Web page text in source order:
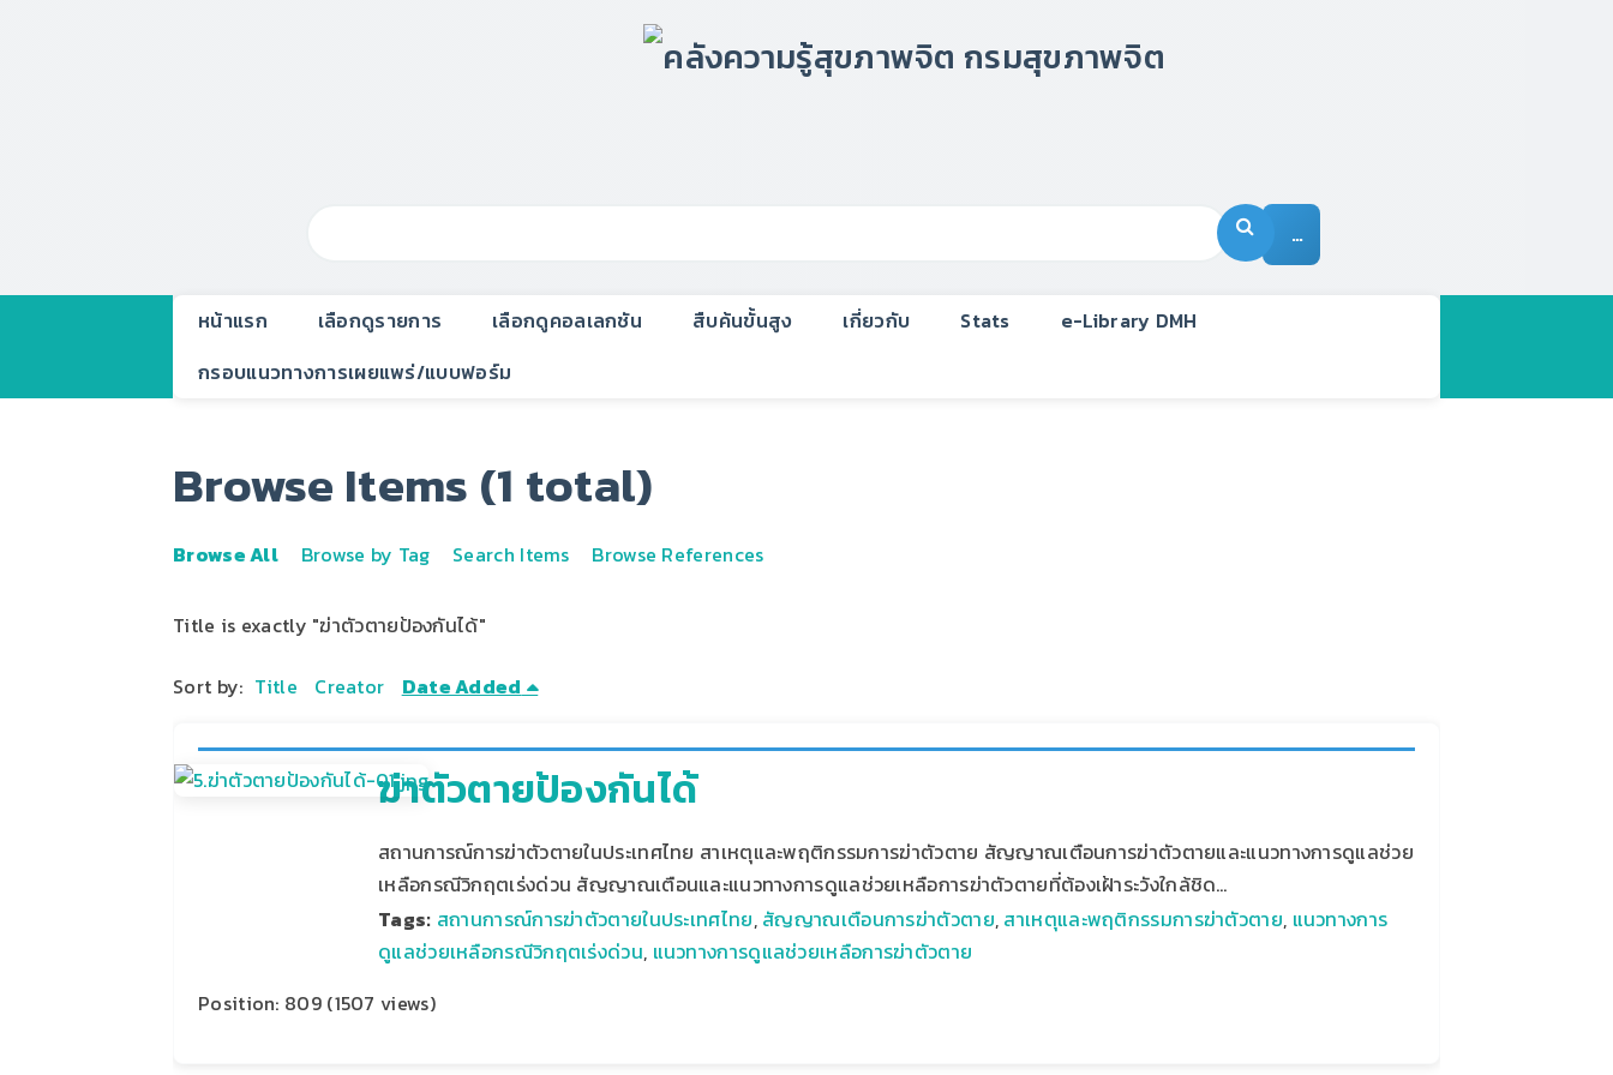
…
หน้าแรก เลือกดูรายการ เลือกดูคอลเลกชัน สืบค้นขั้นสูง เกี่ยวกับ Stats
e-Library DMH
กรอบแนวทางการเผยแพร่/แบบฟอร์ม
Browse Items (1 total)
Browse All Browse by Tag Search Items Browse References
Title is exactly "ฆ่าตัวตายป้องกันได้"
Sort by: Title Creator Date Added
ฆ่าตัวตายป้องกันได้
สถานการณ์การฆ่าตัวตายในประเทศไทย สาเหตุและพฤติกรรมการฆ่าตัวตาย สัญญาณเตือนการฆ่าตัวตายและแนวทางการดูแลช่วย
เหลือกรณีวิกฤตเร่งด่วน สัญญาณเตือนและแนวทางการดูแลช่วยเหลือการฆ่าตัวตายที่ต้องเฝ้าระวังใกล้ชิด…
Tags: สถานการณ์การฆ่าตัวตายในประเทศไทย, สัญญาณเตือนการฆ่าตัวตาย, สาเหตุและพฤติกรรมการฆ่าตัวตาย, แนวทางการ
ดูแลช่วยเหลือกรณีวิกฤตเร่งด่วน, แนวทางการดูแลช่วยเหลือการฆ่าตัวตาย
Position: 809(1507 views)